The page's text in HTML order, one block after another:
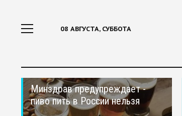
08 АВГУСТА, СУББОТА
Минздрав предупреждает -
пиво пить в России нельзя